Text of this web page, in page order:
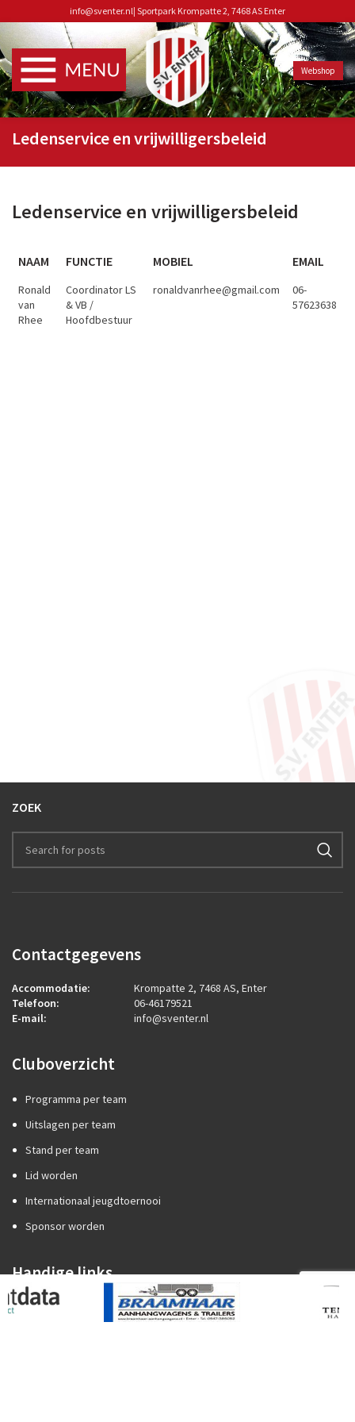
info@sventer.nl| Sportpark Krompatte 2, 7468 AS Enter
Webshop
Ledenservice en vrijwilligersbeleid
Ledenservice en vrijwilligersbeleid
NAAM FUNCTIE MOBIEL EMAIL
Ronald
van
Rhee
Coordinator LS
& VB /
Hoofdbestuur
ronaldvanrhee@gmail.com
06-
57623638
ZOEK
Contactgegevens
Accommodatie:
Krompatte 2, 7468 AS, Enter
Telefoon:
06-46179521
E-mail:
info@sventer.nl
Cluboverzicht
Programma per team
Uitslagen per team
Stand per team
Lid worden
Internationaal jeugdtoernooi
Sponsor worden
Handige links
Competitiezaken